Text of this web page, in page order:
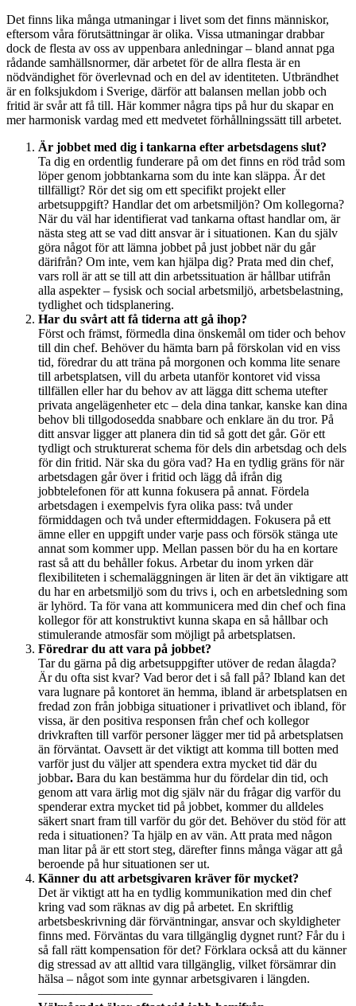
Det finns lika många utmaningar i livet som det finns människor,
eftersom våra förutsättningar är olika. Vissa utmaningar drabbar
dock de flesta av oss av uppenbara anledningar – bland annat pga
rådande samhällsnormer, där arbetet för de allra flesta är en
nödvändighet för överlevnad och en del av identiteten. Utbrändhet
är en folksjukdom i Sverige, därför att balansen mellan jobb och
fritid är svår att få till. Här kommer några tips på hur du skapar en
mer harmonisk vardag med ett medvetet förhållningssätt till arbetet.
Är jobbet med dig i tankarna efter arbetsdagens slut?
Ta dig en ordentlig funderare på om det finns en röd tråd som
löper genom jobbtankarna som du inte kan släppa. Är det
tillfälligt? Rör det sig om ett specifikt projekt eller
arbetsuppgift? Handlar det om arbetsmiljön? Om kollegorna?
När du väl har identifierat vad tankarna oftast handlar om, är
nästa steg att se vad ditt ansvar är i situationen. Kan du själv
göra något för att lämna jobbet på just jobbet när du går
därifrån? Om inte, vem kan hjälpa dig? Prata med din chef,
vars roll är att se till att din arbetssituation är hållbar utifrån
alla aspekter – fysisk och social arbetsmiljö, arbetsbelastning,
tydlighet och tidsplanering.
Har du svårt att få tiderna att gå ihop?
Först och främst, förmedla dina önskemål om tider och behov
till din chef. Behöver du hämta barn på förskolan vid en viss
tid, föredrar du att träna på morgonen och komma lite senare
till arbetsplatsen, vill du arbeta utanför kontoret vid vissa
tillfällen eller har du behov av att lägga ditt schema utefter
privata angelägenheter etc – dela dina tankar, kanske kan dina
behov bli tillgodosedda snabbare och enklare än du tror. På
ditt ansvar ligger att planera din tid så gott det går. Gör ett
tydligt och strukturerat schema för dels din arbetsdag och dels
för din fritid. När ska du göra vad? Ha en tydlig gräns för när
arbetsdagen går över i fritid och lägg då ifrån dig
jobbtelefonen för att kunna fokusera på annat. Fördela
arbetsdagen i exempelvis fyra olika pass: två under
förmiddagen och två under eftermiddagen. Fokusera på ett
ämne eller en uppgift under varje pass och försök stänga ute
annat som kommer upp. Mellan passen bör du ha en kortare
rast så att du behåller fokus. Arbetar du inom yrken där
flexibiliteten i schemaläggningen är liten är det än viktigare att
du har en arbetsmiljö som du trivs i, och en arbetsledning som
är lyhörd. Ta för vana att kommunicera med din chef och fina
kollegor för att konstruktivt kunna skapa en så hållbar och
stimulerande atmosfär som möjligt på arbetsplatsen.
Föredrar du att vara på jobbet?
Tar du gärna på dig arbetsuppgifter utöver de redan ålagda?
Är du ofta sist kvar? Vad beror det i så fall på? Ibland kan det
vara lugnare på kontoret än hemma, ibland är arbetsplatsen en
fredad zon från jobbiga situationer i privatlivet och ibland, för
vissa, är den positiva responsen från chef och kollegor
drivkraften till varför personer lägger mer tid på arbetsplatsen
än förväntat. Oavsett är det viktigt att komma till botten med
varför just du väljer att spendera extra mycket tid där du
jobbar. Bara du kan bestämma hur du fördelar din tid, och
genom att vara ärlig mot dig själv när du frågar dig varför du
spenderar extra mycket tid på jobbet, kommer du alldeles
säkert snart fram till varför du gör det. Behöver du stöd för att
reda i situationen? Ta hjälp en av vän. Att prata med någon
man litar på är ett stort steg, därefter finns många vägar att gå
beroende på hur situationen ser ut.
Känner du att arbetsgivaren kräver för mycket?
Det är viktigt att ha en tydlig kommunikation med din chef
kring vad som räknas av dig på arbetet. En skriftlig
arbetsbeskrivning där förväntningar, ansvar och skyldigheter
finns med. Förväntas du vara tillgänglig dygnet runt? Får du i
så fall rätt kompensation för det? Förklara också att du känner
dig stressad av att alltid vara tillgänglig, vilket försämrar din
hälsa – något som inte gynnar arbetsgivaren i längden.
—————————